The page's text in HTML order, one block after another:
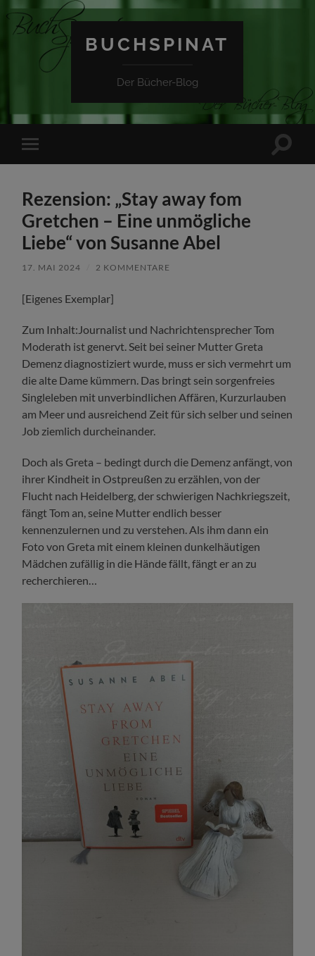
BUCHSPINAT
Der Bücher-Blog
Mobile-
Menü
Rezension: „Stay away fom
Gretchen – Eine unmögliche
Liebe“ von Susanne Abel
17. MAI 2024 2 KOMMENTARE
[Eigenes Exemplar]
Zum Inhalt:Journalist und Nachrichtensprecher Tom
Moderath ist genervt. Seit bei seiner Mutter Greta
Demenz diagnostiziert wurde, muss er sich vermehrt um
die alte Dame kümmern. Das bringt sein sorgenfreies
Singleleben mit unverbindlichen Affären, Kurzurlauben
am Meer und ausreichend Zeit für sich selber und seinen
Job ziemlich durcheinander.
Doch als Greta – bedingt durch die Demenz anfängt, von
ihrer Kindheit in Ostpreußen zu erzählen, von der
Flucht nach Heidelberg, der schwierigen Nachkriegszeit,
fängt Tom an, seine Mutter endlich besser
kennenzulernen und zu verstehen. Als ihm dann ein
Foto von Greta mit einem kleinen dunkelhäutigen
Mädchen zufällig in die Hände fällt, fängt er an zu
recherchieren…